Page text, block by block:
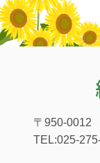
〒950-0012
TEL:025-